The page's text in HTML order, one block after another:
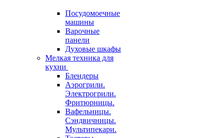
Посудомоечные
машины
Варочные
панели
Духовые шкафы
Мелкая техника для
кухни
Блендеры
Аэрогрили.
Электрогрили.
Фритюрницы.
Вафельницы.
Сэндвичницы.
Мультипекари.